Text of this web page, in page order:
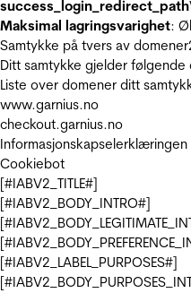
success_login_redirect_path
Maksimal lagringsvarighet:
Samtykke på tvers av domener
Ditt samtykke gjelder følgende
Liste over domener ditt
www.garnius.no
checkout.garnius.no
Cookiebot
[#IABV2_TITLE#]
[#IABV2_BODY_INTRO#]
[#IABV2_LABEL_PURPOSES#]